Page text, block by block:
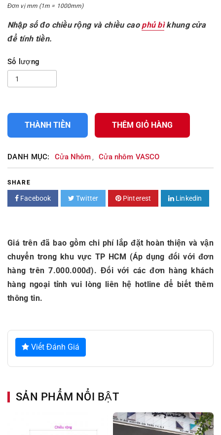
Đơn vị mm (1m = 1000mm)
Nhập số đo chiều rộng và chiều cao phủ bìkhung cửa
để tính tiền.
Số lượng
THÀNH TIỀN THÊM GIỎ HÀNG
DANH MỤC: Cửa Nhôm, Cửa nhôm VASCO
SHARE
Facebook Twitter Pinterest Linkedin
Giá trên đã bao gồm chi phí lắp đặt hoàn thiện và vận
chuyển trong khu vực TP HCM (Áp dụng đối với đơn
hàng trên 7.000.000đ). Đối với các đơn hàng khách
hàng ngoại tỉnh vui lòng liên hệ hotline để biết thêm
thông tin.
Viết Đánh Giá
SẢN PHẨM NỔI BẬT